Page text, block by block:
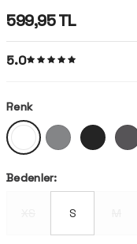
599,95TL
5.0
Renk
Bedenler:
S